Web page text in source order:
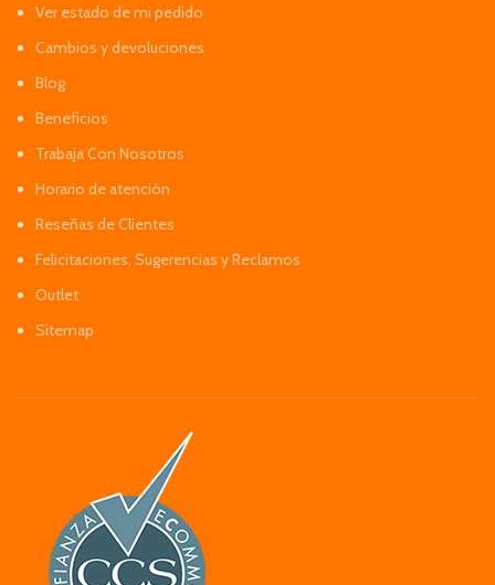
Ver estado de mi pedido
Cambios y devoluciones
Blog
Beneficios
Trabaja Con Nosotros
Horario de atención
Reseñas de Clientes
Felicitaciones, Sugerencias y Reclamos
Outlet
Sitemap